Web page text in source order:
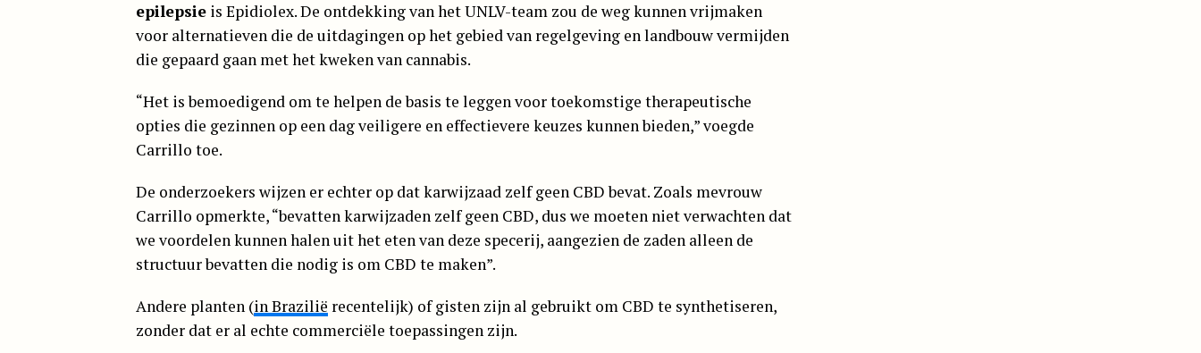
epilepsie is Epidiolex. De ontdekking van het UNLV-team zou de weg kunnen vrijmaken
voor alternatieven die de uitdagingen op het gebied van regelgeving en landbouw vermijden
die gepaard gaan met het kweken van cannabis.
“Het is bemoedigend om te helpen de basis te leggen voor toekomstige therapeutische
opties die gezinnen op een dag veiligere en effectievere keuzes kunnen bieden,” voegde
Carrillo toe.
De onderzoekers wijzen er echter op dat karwijzaad zelf geen CBD bevat. Zoals mevrouw
Carrillo opmerkte, “bevatten karwijzaden zelf geen CBD, dus we moeten niet verwachten dat
we voordelen kunnen halen uit het eten van deze specerij, aangezien de zaden alleen de
structuur bevatten die nodig is om CBD te maken”.
Andere planten (in Brazilië recentelijk) of gisten zijn al gebruikt om CBD te synthetiseren,
zonder dat er al echte commerciële toepassingen zijn.